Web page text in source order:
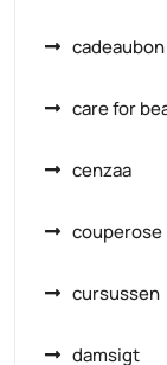
care for
cenzaa
couperose
cursussen
damsigt